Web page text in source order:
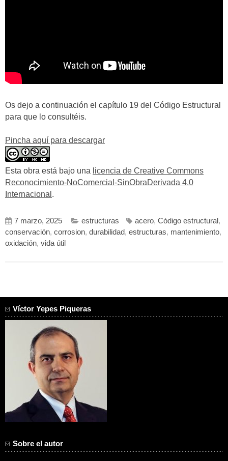
Os dejo a continuación el capítulo 19 del Código Estructural
para que lo consultéis.
Pincha aquí para descargar
Esta obra está bajo una licencia de Creative Commons
Reconocimiento-NoComercial-SinObraDerivada 4.0
Internacional .
7 marzo, 2025 estructuras acero, Código estructural,
conservación, corrosion, durabilidad, estructuras, mantenimiento,
oxidación, vida útil
Víctor Yepes Piqueras
Sobre el autor